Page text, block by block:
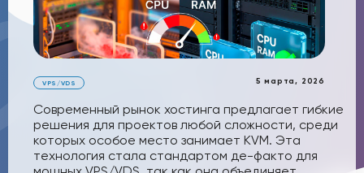
5 марта, 2026
VPS/VDS
Современный рынок хостинга предлагает гибкие
решения для проектов любой сложности, среди
которых особое место занимает KVM. Эта
технология стала стандартом де-факто для